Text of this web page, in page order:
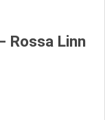
Rossa Linn